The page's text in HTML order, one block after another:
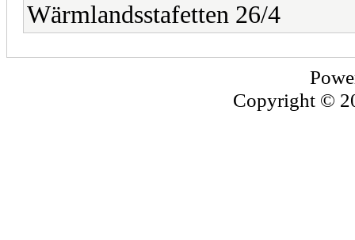
Wärmlandsstafetten 26/4
Copyright ©